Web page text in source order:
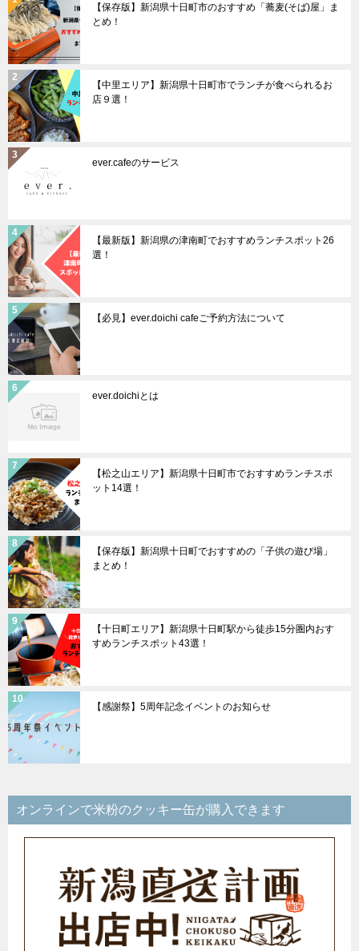
ン
【保存版】新潟県十日町市のおすすめ「蕎麦(そば)屋」ま
とめ！
【中里エリア】新潟県十日町市でランチが食べられるお
店９選！
ever.cafeのサービス
【最新版】新潟県の津南町でおすすめランチスポット26
選！
【必見】ever.doichi cafeご予約方法について
ever.doichiとは
【松之山エリア】新潟県十日町市でおすすめランチスポ
ット14選！
【保存版】新潟県十日町でおすすめの「子供の遊び場」
まとめ！
【十日町エリア】新潟県十日町駅から徒歩15分圏内おす
すめランチスポット43選！
【感謝祭】5周年記念イベントのお知らせ
オンラインで米粉のクッキー缶が購入できます